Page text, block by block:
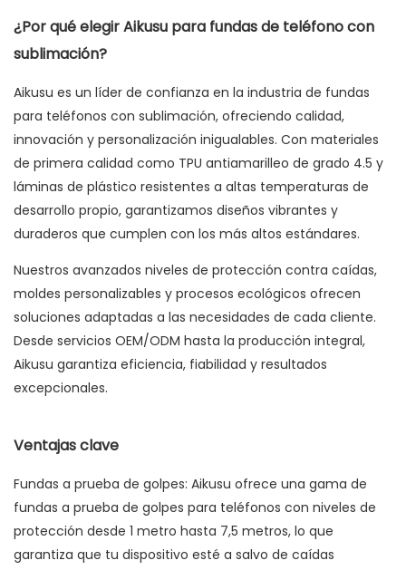
¿Por qué elegir Aikusu para fundas de teléfono con
sublimación?
Aikusu es un líder de confianza en la industria de fundas
para teléfonos con sublimación, ofreciendo calidad,
innovación y personalización inigualables. Con materiales
de primera calidad como TPU antiamarilleo de grado 4.5 y
láminas de plástico resistentes a altas temperaturas de
desarrollo propio, garantizamos diseños vibrantes y
duraderos que cumplen con los más altos estándares.
Nuestros avanzados niveles de protección contra caídas,
moldes personalizables y procesos ecológicos ofrecen
soluciones adaptadas a las necesidades de cada cliente.
Desde servicios OEM/ODM hasta la producción integral,
Aikusu garantiza eficiencia, fiabilidad y resultados
excepcionales.
Ventajas clave
Fundas a prueba de golpes: Aikusu ofrece una gama de
fundas a prueba de golpes para teléfonos con niveles de
protección desde 1 metro hasta 7,5 metros, lo que
garantiza que tu dispositivo esté a salvo de caídas